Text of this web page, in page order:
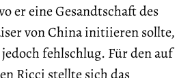
er eine Gesandtschaft des
von China initiieren sollte,
fehlschlug. Für den auf
Ricci stellte sich das